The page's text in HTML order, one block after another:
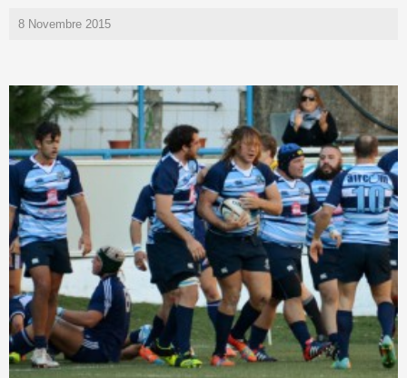
8 Novembre 2015